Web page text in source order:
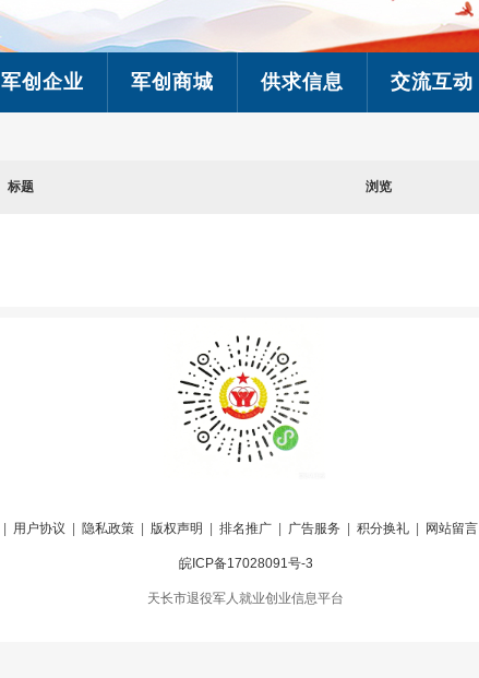
军创企业 军创商城 供求信息 交流互动
标题 浏览
用户协议 隐私政策 版权声明 排名推广 广告服务 积分换礼 网站留言
皖ICP备17028091号-3
天长市退役军人就业创业信息平台